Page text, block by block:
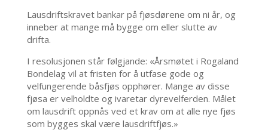
Lausdriftskravet bankar på fjøsdørene om ni år, og
inneber at mange må bygge om eller slutte av
drifta.
I resolusjonen står følgjande: «Årsmøtet i Rogaland
Bondelag vil at fristen for å utfase gode og
velfungerende båsfjøs opphører. Mange av disse
fjøsa er velholdte og ivaretar dyrevelferden. Målet
om lausdrift oppnås ved et krav om at alle nye fjøs
som bygges skal være lausdriftfjøs.»